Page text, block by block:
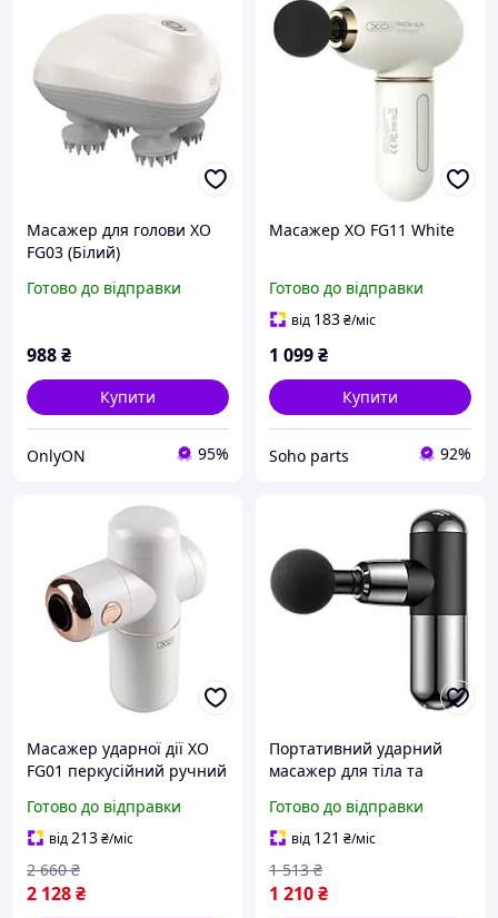
Масажер для голови XO
FG03 (Білий)
Готово до відправки
988₴
Купити
OnlyON 95%
Масажер XO FG11 White
Готово до відправки
від 183₴/міс
1 099₴
Купити
Soho parts 92%
Масажер ударної дії XO
FG01 перкусійний ручний
pelican
Готово до відправки
від213₴/міс
2 128₴
2 660 ₴
Портативний ударний
масажер для тіла та
XO FG02 колір чорний
fresh
Готово до відправки
від 121 ₴/міс
1 210₴
1 513 ₴